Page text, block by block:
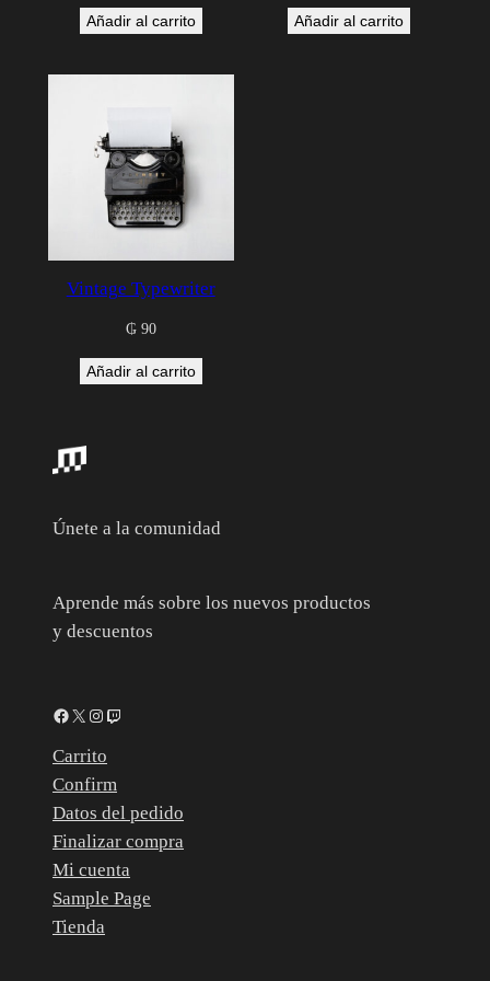
original
₲ 395.000.₲ 119.000.
Añadir al carrito Añadir al carrito
Vintage Typewriter
₲90
Añadir al carrito
Únete a la comunidad
Aprende más sobre los nuevos productos
y descuentos
Facebook X Instagram Twitch
Carrito
Confirm
Datos del pedido
Finalizar compra
Mi cuenta
Sample Page
Tienda